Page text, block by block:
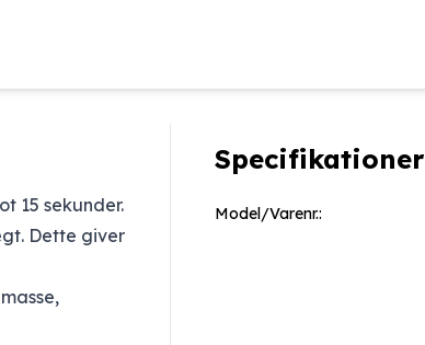
15 sekunder.
Dette giver
Specifikationer
Model/Varenr.: